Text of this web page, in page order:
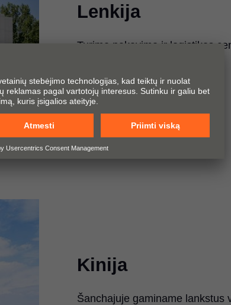
Lenkija
Turime pakavimo ir logistikos
Į žemėlapį
Kinija
Šanchajuje gaminame lankstus